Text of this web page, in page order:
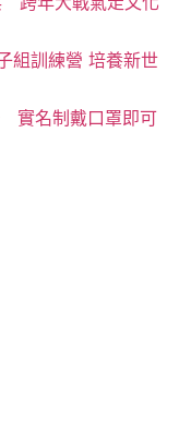
組訓練營 培養新世
實名制戴口罩即可